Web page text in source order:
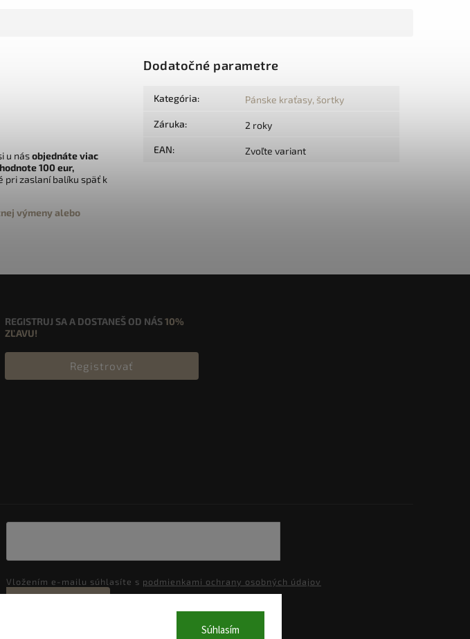
Súhlasím
u násobjednáte viac
100 eur,
pri zaslaní balíku späť k
výmeny alebo
Dodatočné parametre
Kategória: Pánske kraťasy, šortky
Záruka: 2 roky
EAN: Zvoľte variant
REGISTRUJ SA A DOSTANEŠ OD NÁS10%
ZĽAVU!
Registrovať
Vložením e-mailu súhlasíte s podmienkami ochrany osobných údajov